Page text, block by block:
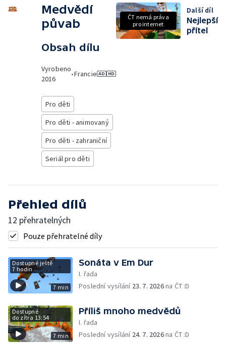
Medvědí
půvab
Obsah dílu
Vyrobeno
2016
•Francie
Pro děti
Pro děti - animovaný
Pro děti - zahraniční
Seriál pro děti
ČT nemá práva
pro internet
Další díl
Nejlepší
přítel
Přehled dílů
12 přehratelných
Pouze přehratelné díly
Dostupné ještě
7 hodin
7 min
Sonáta v Em Dur
I. řada
Poslední vysílání 23. 7. 2026na ČT :D
Dostupné
do zítra 13:54
7 min
Příliš mnoho medvědů
I. řada
Poslední vysílání 24. 7. 2026na ČT :D